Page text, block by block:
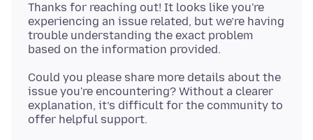
Thanks for reaching out! It looks like you're
experiencing an issue related, but we’re having
trouble understanding the exact problem
Could you please share more details about the
issue you're encountering? Without a clearer
explanation, it’s difficult for the community to